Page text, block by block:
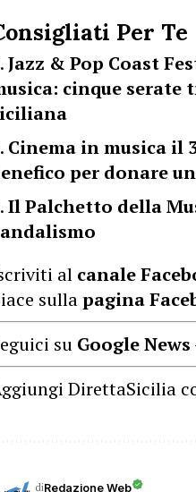
Per Te
Jazz & Pop Coast
cinque serate
Cinema in musica il
per donare
Il Palchetto della
al canale
sullapagina
su Google News
DirettaSicilia
diRedazione Web